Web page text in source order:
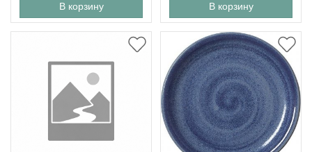
В корзину В корзину